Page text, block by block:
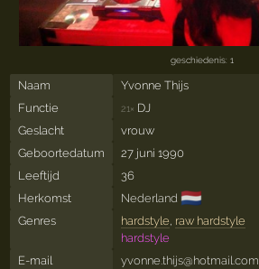
geschiedenis: 1
Naam
Yvonne Thijs
Functie
21× DJ
Geslacht
vrouw
Geboortedatum
27 juni 1990
Leeftijd
36
Herkomst
Nederland 🇳🇱
Genres hardstyle, raw hardstyle
hardstyle
E-mail
yvonne.thijs@hotmail.com